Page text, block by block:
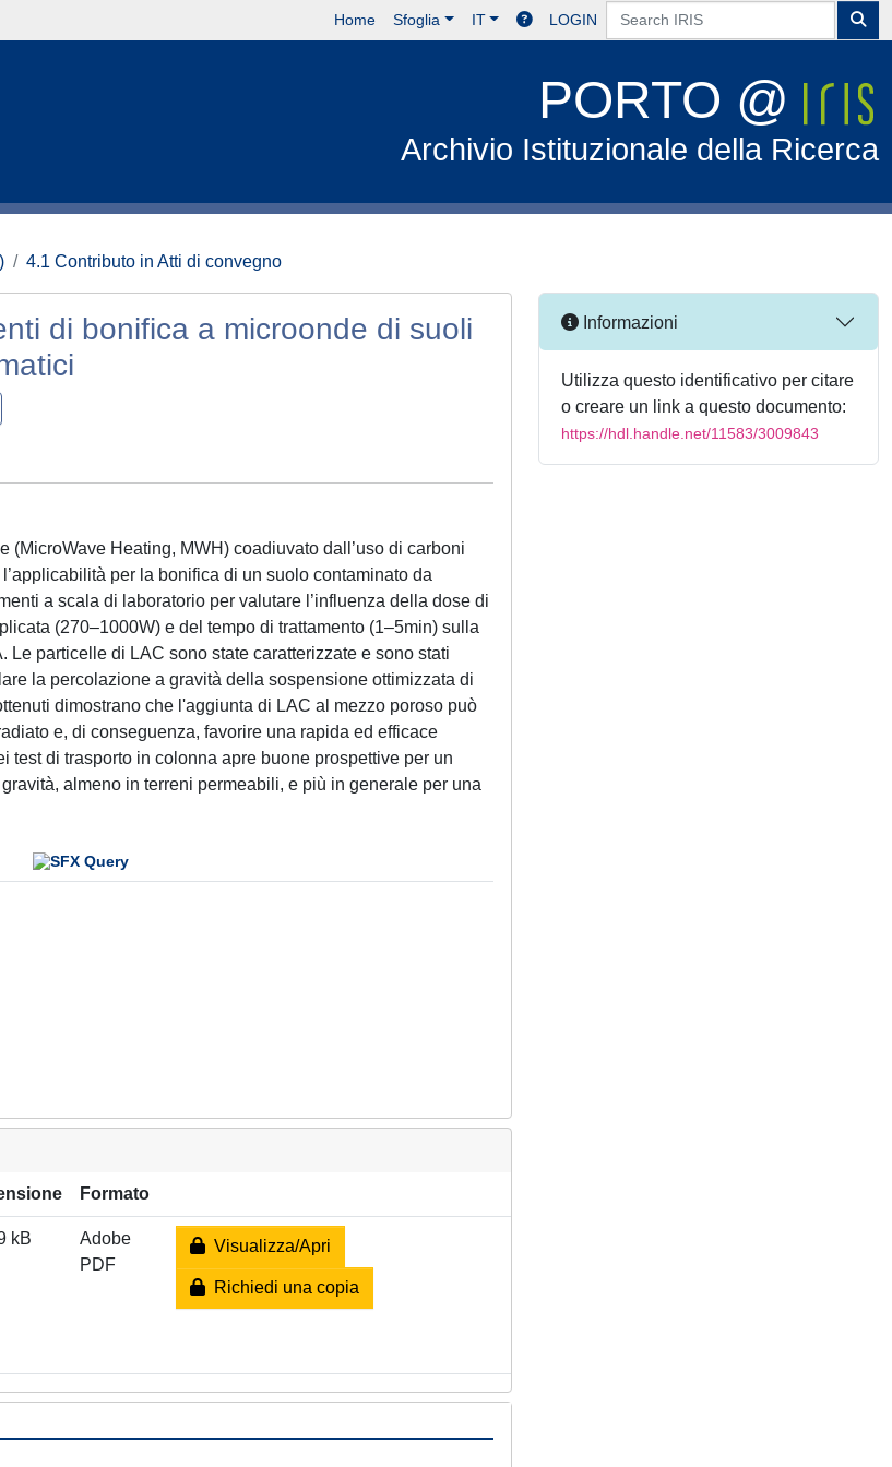
Home Sfoglia IT LOGIN
PORTO @
Archivio Istituzionale della Ricerca
4.1 Contributo in Atti di convegno
di bonifica a microonde di suoli
Heating, MWH) coadiuvato dall’uso di carboni
per la bonifica di un suolo contaminato da
a scala di laboratorio per valutare l’influenza della dose di
(270–1000W) e del tempo di trattamento (1–5min) sulla
particelle di LAC sono state caratterizzate e sono stati
la percolazione a gravità della sospensione ottimizzata di
dimostrano che l'aggiunta di LAC al mezzo poroso può
e, di conseguenza, favorire una rapida ed efficace
di trasporto in colonna apre buone prospettive per un
almeno in terreni permeabili, e più in generale per una
Formato
kB
Adobe
PDF
Visualizza/Apri
Richiedi una copia
Informazioni
Utilizza questo identificativo per citare
o creare un link a questo documento:
https://hdl.handle.net/11583/3009843